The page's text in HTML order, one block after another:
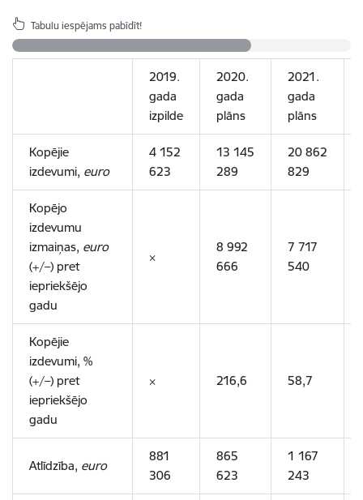
Tabulu iespējams pabīdīt!
2019.
gada
izpilde
2020.
gada
plāns
2021.
gada
plāns
Kopējie
izdevumi, euro
4 152
623
13 145
289
20 862
829
Kopējo
izdevumu
izmaiņas, euro
(+/–) pret
iepriekšējo
gadu
×
8 992
666
7 717
540
Kopējie
izdevumi, %
(+/–) pret
iepriekšējo
gadu
× 216,6 58,7
Atlīdzība, euro
881
306
865
623
1 167
243